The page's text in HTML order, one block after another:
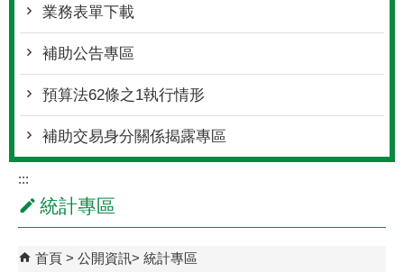
業務表單下載
補助公告專區
預算法62條之1執行情形
補助交易身分關係揭露專區
:::
統計專區
首頁 公開資訊 統計專區